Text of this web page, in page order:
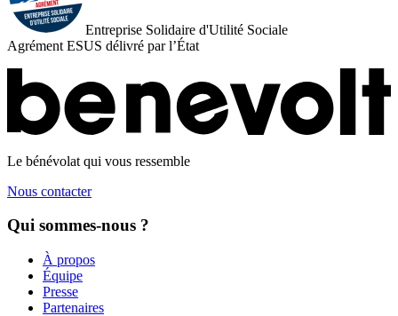
Entreprise Solidaire d'Utilité Sociale
Agrément ESUS délivré par l’État
Le bénévolat qui vous ressemble
Nous contacter
Qui sommes-nous ?
À propos
Équipe
Presse
Partenaires